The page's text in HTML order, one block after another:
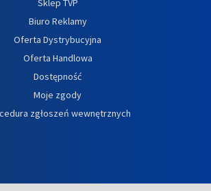
Sklep TVP
Biuro Reklamy
Oferta Dystrybucyjna
Oferta Handlowa
Dostępność
Moje zgody
zgłoszeń wewnętrznych